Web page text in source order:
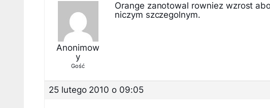
Anonimow
y
Gość
Orange zanotowal rowniez wzrost
niczym szczegolnym.
25 lutego 2010 o 09:05